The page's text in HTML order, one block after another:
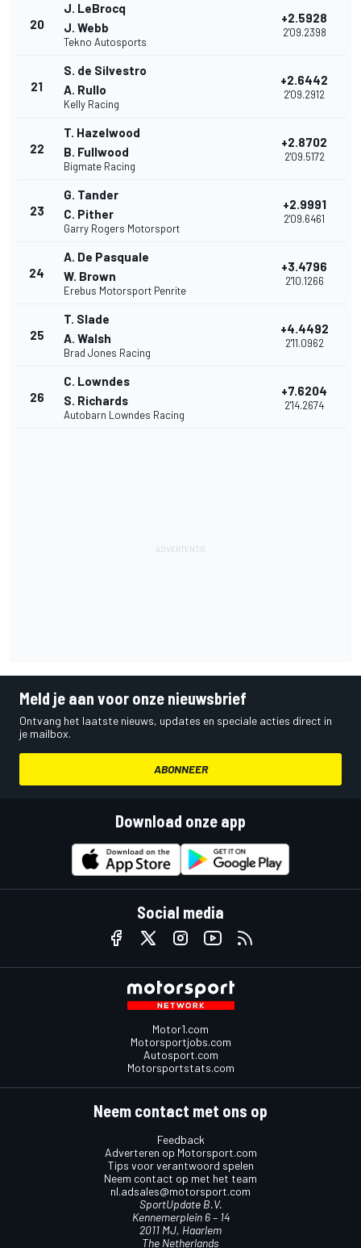
20
J. LeBrocq
J. Webb
Tekno Autosports
+2.5928
2'09.2398
21
S. de Silvestro
A. Rullo
Kelly Racing
+2.6442
2'09.2912
22
T. Hazelwood
B. Fullwood
Bigmate Racing
+2.8702
2'09.5172
23
G. Tander
C. Pither
Garry Rogers Motorsport
+2.9991
2'09.6461
24
A. De Pasquale
W. Brown
Erebus Motorsport Penrite
+3.4796
2'10.1266
25
T. Slade
A. Walsh
Brad Jones Racing
+4.4492
2'11.0962
26
C. Lowndes
S. Richards
Autobarn Lowndes Racing
+7.6204
2'14.2674
Meld je aan voor onze nieuwsbrief
Ontvang het laatste nieuws, updates en speciale acties direct in
je mailbox.
ABONNEER
Download onze app
Social media
Motor1.com
Motorsportjobs.com
Autosport.com
Motorsportstats.com
Neem contact met ons op
Feedback
Adverteren op Motorsport.com
Tips voor verantwoord spelen
Neem contact op met het team
nl.adsales@motorsport.com
SportUpdate B.V.
Kennemerplein 6 – 14
2011 MJ, Haarlem
The Netherlands